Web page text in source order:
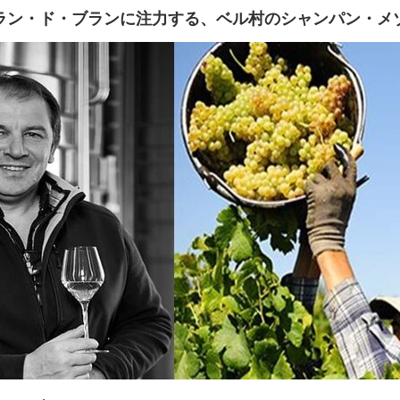
ン・ド・ブランに注力する、ベル村のシャンパン・メ